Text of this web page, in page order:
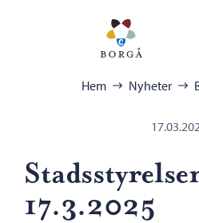
Hem Nyheter
17.3.2025